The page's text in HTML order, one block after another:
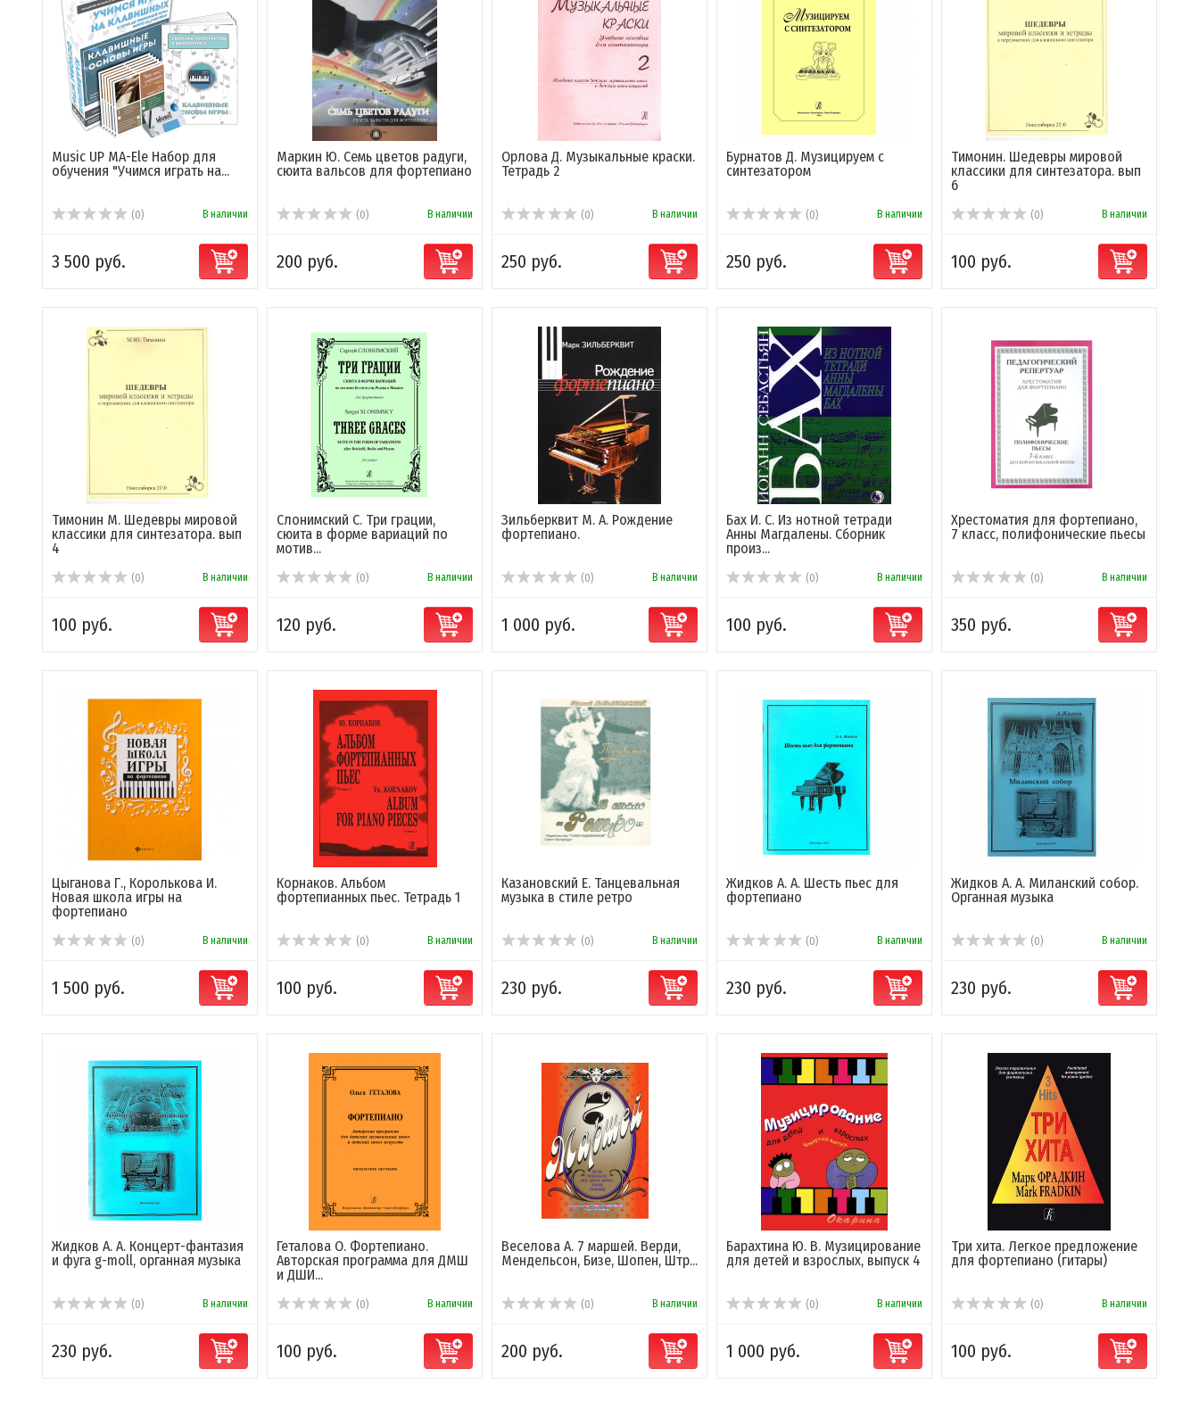
Music UP MA-Ele Набор для
обучения "Учимся играть на...
(0) В наличии
3 500 руб.
Маркин Ю. Семь цветов радуги,
сюита вальсов для фортепиано
(0) В наличии
200 руб.
Орлова Д. Музыкальные краски.
Тетрадь 2
(0) В наличии
250 руб.
Бурнатов Д. Музицируем с
синтезатором
(0) В наличии
250 руб.
Тимонин. Шедевры мировой
классики для синтезатора. вып
6
(0) В наличии
100 руб.
Тимонин М. Шедевры мировой
классики для синтезатора. вып
4
(0) В наличии
100 руб.
Слонимский С. Три грации,
сюита в форме вариаций по
мотив...
(0) В наличии
120 руб.
Зильберквит М. А. Рождение
фортепиано.
(0) В наличии
1 000 руб.
Бах И. С. Из нотной тетради
Анны Магдалены. Сборник
произ...
(0) В наличии
100 руб.
Хрестоматия для фортепиано,
7 класс, полифонические пьесы
(0) В наличии
350 руб.
Цыганова Г., Королькова И.
Новая школа игры на
фортепиано
(0) В наличии
1 500 руб.
Корнаков. Альбом
фортепианных пьес. Тетрадь 1
(0) В наличии
100 руб.
Казановский Е. Танцевальная
музыка в стиле ретро
(0) В наличии
230 руб.
Жидков А. А. Шесть пьес для
фортепиано
(0) В наличии
230 руб.
Жидков А. А. Миланский собор.
Органная музыка
(0) В наличии
230 руб.
Жидков А. А. Концерт-фантазия
и фуга g-moll, органная музыка
(0) В наличии
230 руб.
Геталова О. Фортепиано.
Авторская программа для ДМШ
и ДШИ...
(0) В наличии
100 руб.
Веселова А. 7 маршей. Верди,
Мендельсон, Бизе, Шопен, Штр...
(0) В наличии
200 руб.
Барахтина Ю. В. Музицирование
для детей и взрослых, выпуск 4
(0) В наличии
1 000 руб.
Три хита. Легкое предложение
для фортепиано (гитары)
(0) В наличии
100 руб.